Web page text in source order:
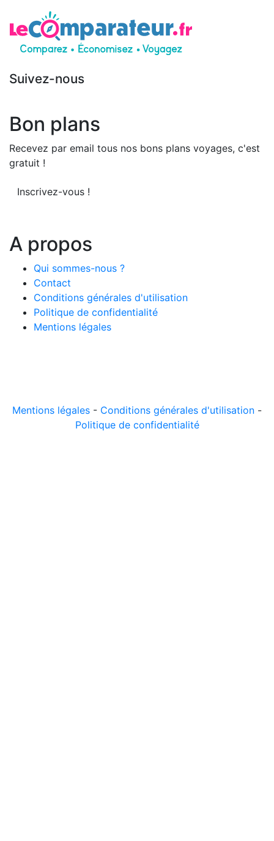
Suivez-nous
Bon plans
Recevez par email tous nos bons plans voyages, c'est
gratuit !
Inscrivez-vous !
A propos
Qui sommes-nous ?
Contact
Conditions générales d'utilisation
Politique de confidentialité
Mentions légales
Mentions légales - Conditions générales d'utilisation -
Politique de confidentialité